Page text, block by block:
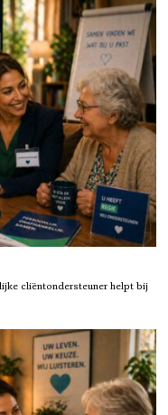
cliëntondersteuner helpt bij